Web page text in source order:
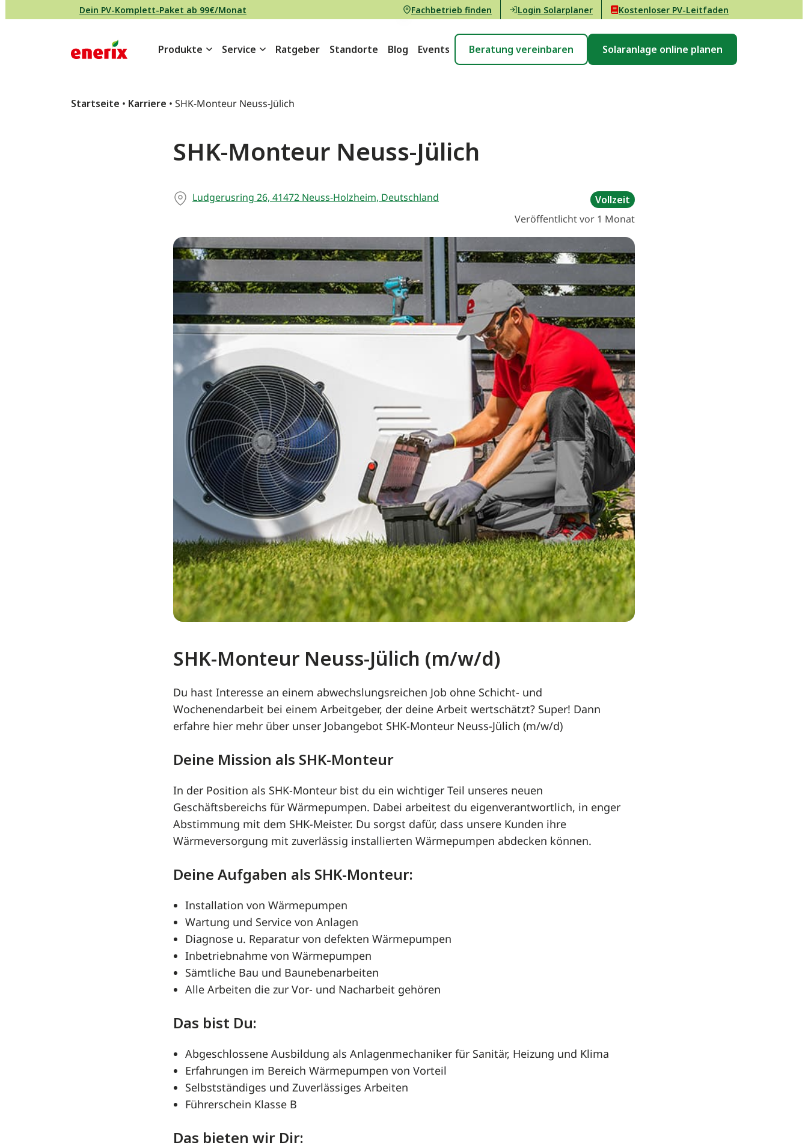
Direkt zum Inhalt wechselnDein PV-Komplett-Paket ab 99€/Monat Fachbetrieb finden Login Solarplaner Kostenloser PV-Leitfaden
Hauptnavigation
Produkte Service Ratgeber Standorte Blog Events Beratung vereinbaren Solaranlage online planen
Startseite • Karriere • SHK-Monteur Neuss-Jülich
SHK-Monteur Neuss-Jülich
Ludgerusring 26, 41472 Neuss-Holzheim, Deutschland Vollzeit
Veröffentlicht vor 1 Monat
SHK-Monteur Neuss-Jülich (m/w/d)
Du hast Interesse an einem abwechslungsreichen Job ohne Schicht- und
Wochenendarbeit bei einem Arbeitgeber, der deine Arbeit wertschätzt? Super! Dann
erfahre hier mehr über unser Jobangebot SHK-Monteur Neuss-Jülich (m/w/d)
Deine Mission als SHK-Monteur
In der Position als SHK-Monteur bist du ein wichtiger Teil unseres neuen
Geschäftsbereichs für Wärmepumpen. Dabei arbeitest du eigenverantwortlich, in enger
Abstimmung mit dem SHK-Meister. Du sorgst dafür, dass unsere Kunden ihre
Wärmeversorgung mit zuverlässig installierten Wärmepumpen abdecken können.
Deine Aufgaben als SHK-Monteur:
Installation von Wärmepumpen
Wartung und Service von Anlagen
Diagnose u. Reparatur von defekten Wärmepumpen
Inbetriebnahme von Wärmepumpen
Sämtliche Bau und Baunebenarbeiten
Alle Arbeiten die zur Vor- und Nacharbeit gehören
Das bist Du:
Abgeschlossene Ausbildung als Anlagenmechaniker für Sanitär, Heizung und Klima
Erfahrungen im Bereich Wärmepumpen von Vorteil
Selbstständiges und Zuverlässiges Arbeiten
Führerschein Klasse B
Das bieten wir Dir: